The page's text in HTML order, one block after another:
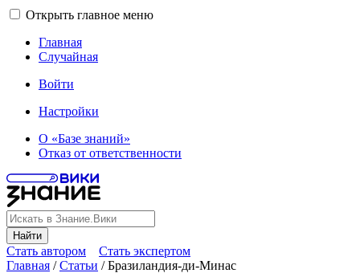
Открыть главное меню
Главная
Случайная
Войти
Настройки
О «Базе знаний»
Отказ от ответственности
Найти
Стать автором
Стать экспертом
Главная /Статьи /Бразиландия-ди-Минас